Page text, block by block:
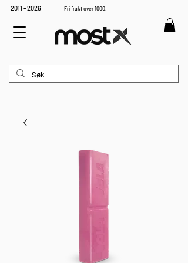
2011 - 2026 Fri frakt over 1000,-